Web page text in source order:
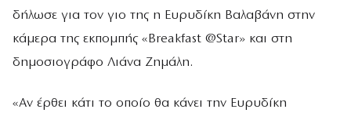
δήλωσε για τον γιο της η Ευρυδίκη Βαλαβάνη στην
κάμερα της εκπομπής «Βreakfast @Star» και στη
δημοσιογράφο Λιάνα Ζημάλη.
«Αν έρθει κάτι το οποίο θα κάνει την Ευρυδίκη